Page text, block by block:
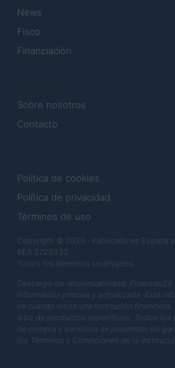
News
Fisco
Financiación
Sobre nosotros
Contacto
Política de cookies
Política de privacidad
Términos de uso
Copyright © 2026 · Publicado en España
REA 2729933
Todos los derechos reservados
Descargo de responsabilidad: Finanzas24
información precisa y actualizada. Esta
ve cuando visita una institución
sitio de productos específicos. Todos los
de compra y servicios se presentan sin
los Términos y Condiciones de la